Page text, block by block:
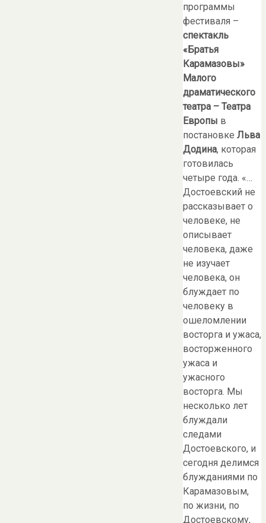
программы
фестиваля –
спектакль
«Братья
Карамазовы»
Малого
драматического
театра – Театра
Европы в
постановке Льва
Додина, которая
готовилась
четыре года. «…
Достоевский не
рассказывает о
человеке, не
описывает
человека, даже
не изучает
человека, он
блуждает по
человеку в
ошеломлении
восторга и ужаса,
восторженного
ужаса и
ужасного
восторга. Мы
несколько лет
блуждали
следами
Достоевского, и
сегодня делимся
блужданиями по
Карамазовым,
по жизни, по
Достоевскому,